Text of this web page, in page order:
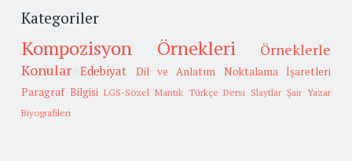
Kategoriler
Kompozisyon Örnekleri
Örneklerle
Konular Edebiyat Dil ve Anlatım
Noktalama İşaretleri
Paragraf Bilgisi LGS-Sözel Mantık Türkçe Dersi Slaytlar Şair Yazar
Biyografileri